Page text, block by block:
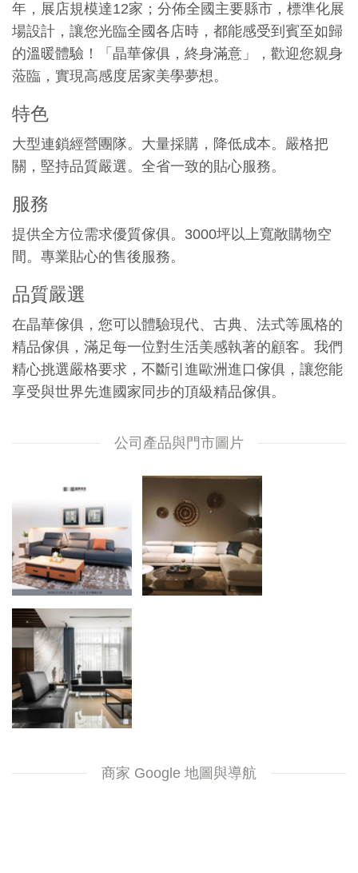
年，展店規模達12家；分佈全國主要縣市，標準化展
場設計，讓您光臨全國各店時，都能感受到賓至如歸
的溫暖體驗！「晶華傢俱，終身滿意」，歡迎您親身
蒞臨，實現高感度居家美學夢想。
特色
大型連鎖經營團隊。大量採購，降低成本。嚴格把
關，堅持品質嚴選。全省一致的貼心服務。
服務
提供全方位需求優質傢俱。3000坪以上寬敞購物空
間。專業貼心的售後服務。
品質嚴選
在晶華傢俱，您可以體驗現代、古典、法式等風格的
精品傢俱，滿足每一位對生活美感執著的顧客。我們
精心挑選嚴格要求，不斷引進歐洲進口傢俱，讓您能
享受與世界先進國家同步的頂級精品傢俱。
公司產品與門市圖片
商家 Google 地圖與導航